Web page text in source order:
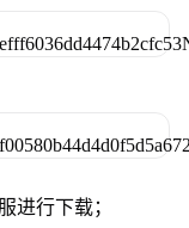
进行下载；